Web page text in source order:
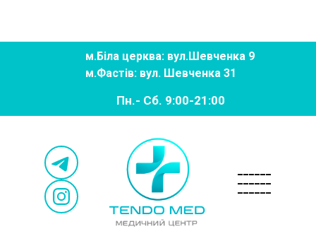
м.Біла церква: вул.Шевченка 9
м.Фастів: вул. Шевченка 31
Пн.- Сб. 9:00-21:00
______
______